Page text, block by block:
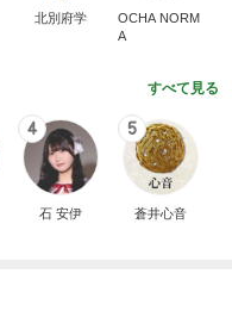
北別府学
OCHA NORM
A
すべて見る
4
石 安伊
5
蒼井心音